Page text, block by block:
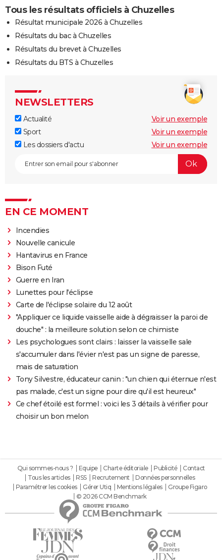
Tous les résultats officiels à Chuzelles
Résultat municipale 2026 à Chuzelles
Résultats du bac à Chuzelles
Résultats du brevet à Chuzelles
Résultats du BTS à Chuzelles
NEWSLETTERS
Actualité
Voir un exemple
Sport
Voir un exemple
Les dossiers d'actu
Voir un exemple
EN CE MOMENT
Incendies
Nouvelle canicule
Hantavirus en France
Bison Futé
Guerre en Iran
Lunettes pour l'éclipse
Carte de l'éclipse solaire du 12 août
"Appliquer ce liquide vaisselle aide à dégraisser la paroi de
douche" : la meilleure solution selon ce chimiste
Les psychologues sont clairs : laisser la vaisselle sale
s'accumuler dans l'évier n'est pas un signe de paresse,
mais de saturation
Tony Silvestre, éducateur canin : "un chien qui éternue n'est
pas malade, c'est un signe pour dire qu'il est heureux"
Ce chef étoilé est formel : voici les 3 détails à vérifier pour
choisir un bon melon
Qui sommes-nous ? Equipe Charte éditoriale Publicité
Contact
Tous les articles
RSS Recrutement
Données personnelles
Paramétrer les cookies
Gérer Utiq Mentions légales
Groupe Figaro
© 2026 CCM Benchmark